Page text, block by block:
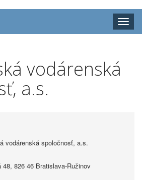
Toggle
vodárenská
a.s.
vodárenská spoločnosť, a.s.
48, 826 46 Bratislava-Ružinov